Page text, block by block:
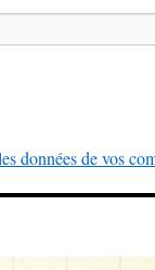
données de vos